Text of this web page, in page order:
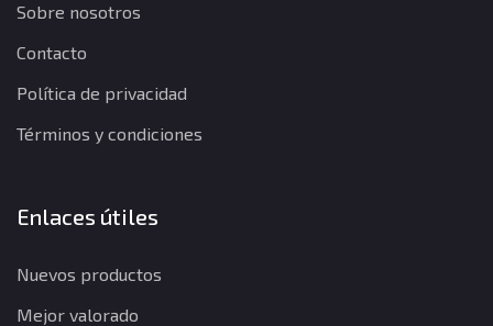
Sobre nosotros
Contacto
Política de privacidad
Términos y condiciones
Enlaces útiles
Nuevos productos
Mejor valorado